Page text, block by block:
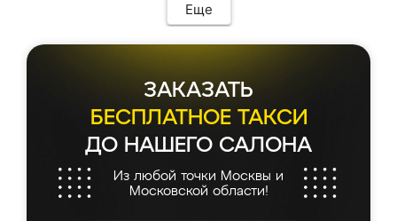
Еще
ЗАКАЗАТЬ
БЕСПЛАТНОЕ ТАКСИ
ДО НАШЕГО САЛОНА
Из любой точки Москвы и
Московской области!